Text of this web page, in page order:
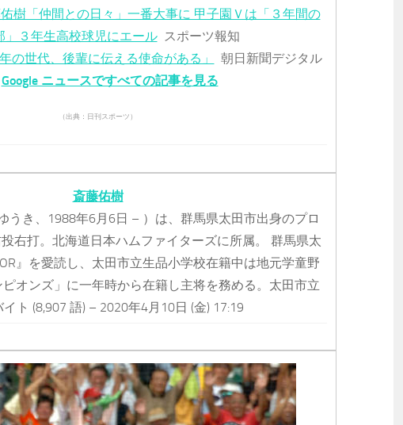
佑樹「仲間との日々」一番大事に 甲子園Ｖは「３年間の
」３年生高校球児にエール スポーツ報知
の世代、後輩に伝える使命がある」
朝日新聞デジタル
Google ニュースですべての記事を見る
（出典：日刊スポーツ）
斎藤佑樹
うき、1988年6月6日 – ）は、群馬県太田市出身のプロ
右打。北海道日本ハムファイターズに所属。 群馬県太
』を愛読し、太田市立生品小学校在籍中は地元学童野
オンズ」に一年時から在籍し主将を務める。太田市立
ト (8,907 語) – 2020年4月10日 (金) 17:19